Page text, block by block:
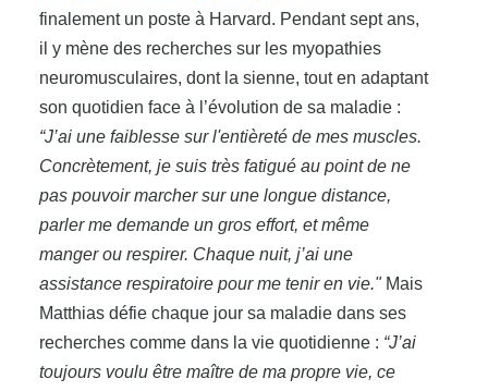
finalement un poste à Harvard. Pendant sept ans,
il y mène des recherches sur les myopathies
neuromusculaires, dont la sienne, tout en adaptant
son quotidien face à l’évolution de sa maladie :
“J’ai une faiblesse sur l'entièreté de mes muscles.
Concrètement, je suis très fatigué au point de ne
pas pouvoir marcher sur une longue distance,
parler me demande un gros effort, et même
manger ou respirer. Chaque nuit, j’ai une
assistance respiratoire pour me tenir en vie."Mais
Matthias défie chaque jour sa maladie dans ses
recherches comme dans la vie quotidienne : “J’ai
toujours voulu être maître de ma propre vie, ce